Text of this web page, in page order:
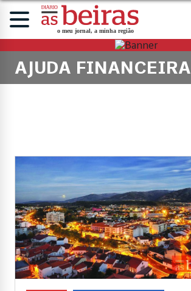
AJUDA FINANCEIRA